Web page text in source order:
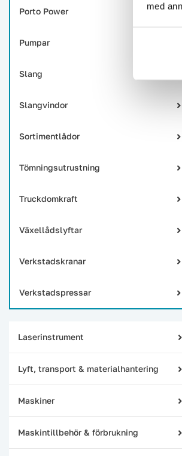
med
Porto Power
Pumpar
Slang
Slangvindor
Sortimentlådor
Tömningsutrustning
Truckdomkraft
Växellådslyftar
Verkstadskranar
Verkstadspressar
Laserinstrument
Lyft, transport & materialhantering
Maskiner
Maskintillbehör & förbrukning